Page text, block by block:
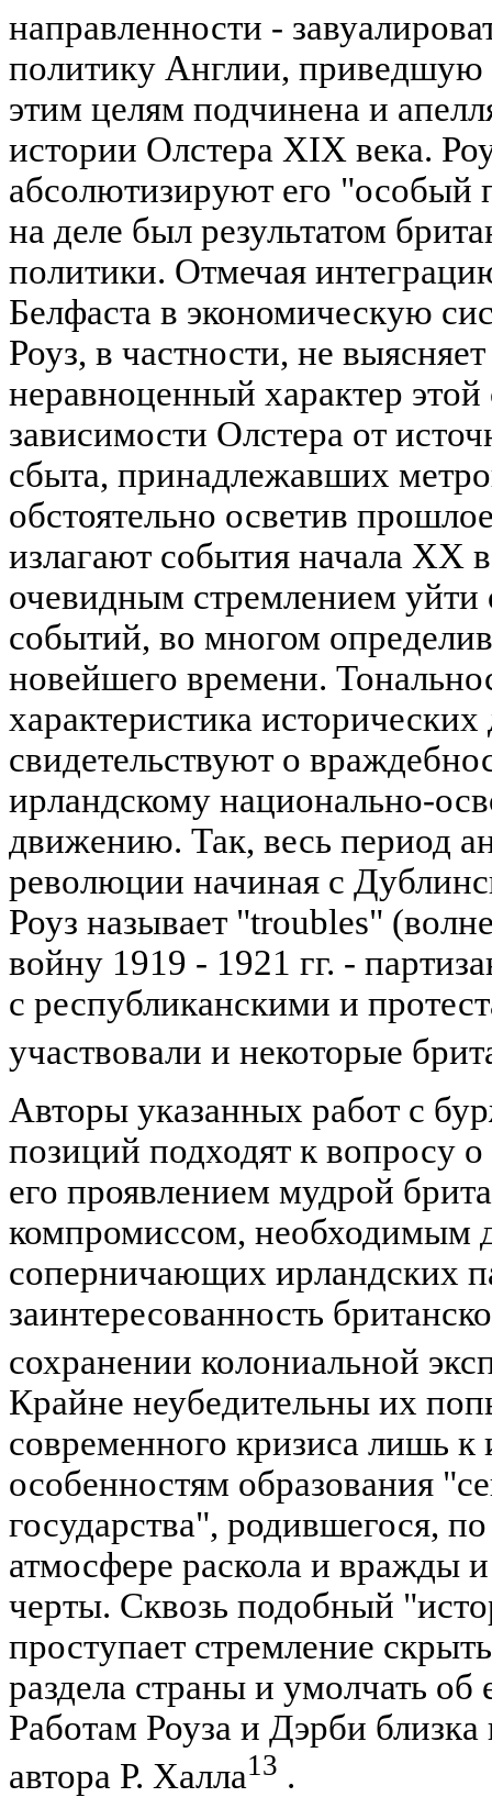
направленности -
политику Англии, приведшую
этим целям подчинена и
истории Олстера XIX века.
абсолютизируют его "особый
на деле был результатом
политики. Отмечая
Белфаста в экономическую
Роуз, в частности, не
неравноценный характер
зависимости Олстера от
сбыта, принадлежавших
обстоятельно осветив
излагают события начала XX
очевидным стремлением
событий, во многом
новейшего времени.
характеристика
свидетельствуют о
ирландскому национально-
движению. Так, весь период
революции начиная с
Роуз называет "troubles"
войну 1919 - 1921 гг. -
с республиканскими и
участвовали и некоторые
Авторы указанных работ с
позиций подходят к вопросу о
его проявлением мудрой
компромиссом, необходимым
соперничающих ирландских
заинтересованность
сохранении колониальной
Крайне неубедительны их
современного кризиса лишь к
особенностям образования
государства", родившегося,
атмосфере раскола и вражды
черты. Сквозь подобный
проступает стремление
раздела страны и умолчать
Работам Роуза и Дэрби близка
автора Р. Халла13 .